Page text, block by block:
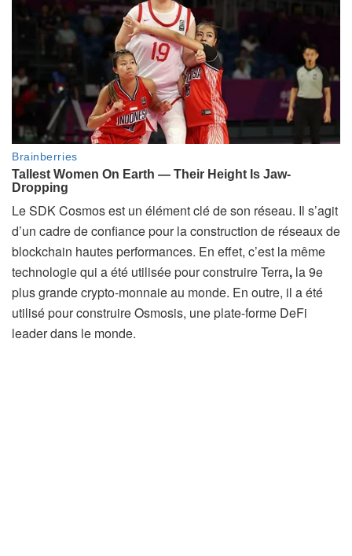
Le SDK Cosmos est un élément clé de son réseau. Il s’agit
d’un cadre de confiance pour la construction de réseaux de
blockchain hautes performances. En effet, c’est la même
technologie qui a été utilisée pour construire Terra, la 9e
plus grande crypto-monnaie au monde. En outre, il a été
utilisé pour construire Osmosis, une plate-forme DeFi
leader dans le monde.